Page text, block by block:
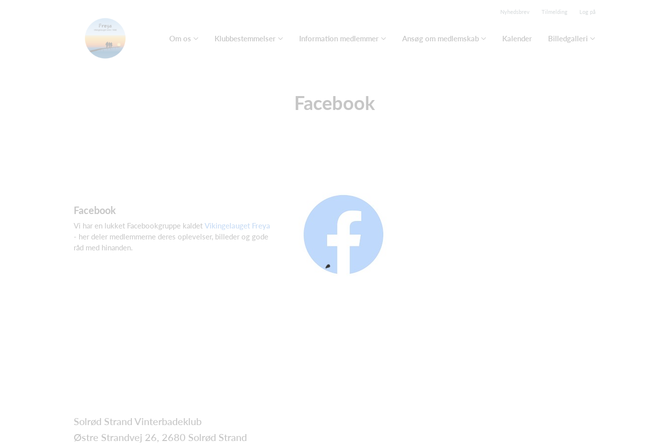
Nyhedsbrev Tilmelding Log på
Om os Klubbestemmelser Information medlemmer Ansøg om medlemskab Kalender Billedgalleri
Facebook
Facebook
Vi har en lukket Facebookgruppe kaldet Vikingelauget Freya
- her deler medlemmerne deres oplevelser, billeder og gode
råd med hinanden.
Solrød Strand Vinterbadeklub
Østre Strandvej 26, 2680 Solrød Strand